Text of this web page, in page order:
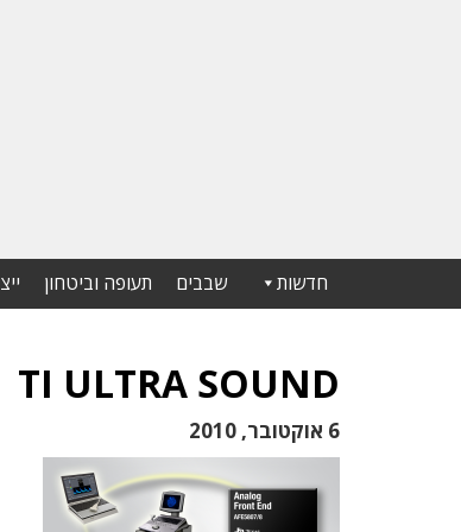
חדשות שבבים תעופה וביטחון
TI ULTRA SOUND
6 אוקטובר, 2010